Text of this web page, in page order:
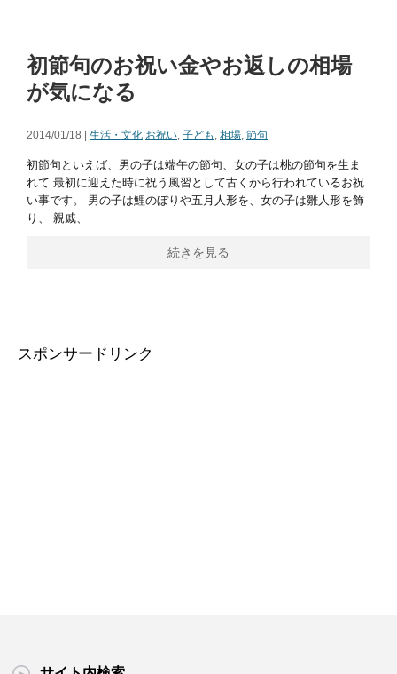
初節句のお祝い金やお返しの相場
が気になる
2014/01/18 | 生活・文化 お祝い, 子ども , 相場, 節句
初節句といえば、男の子は端午の節句、女の子は桃の節句を生ま
れて 最初に迎えた時に祝う風習として古くから行われているお祝
い事です。 男の子は鯉のぼりや五月人形を、女の子は雛人形を飾
り、 親戚、
続きを見る
スポンサードリンク